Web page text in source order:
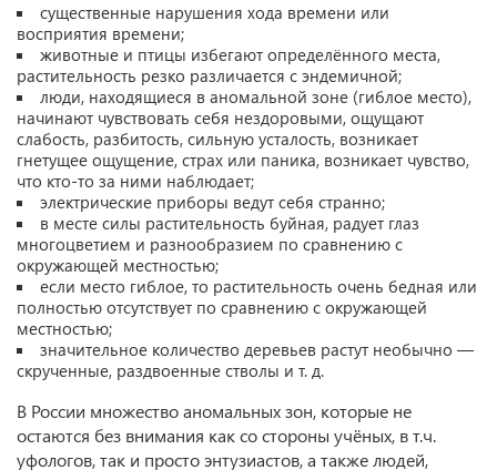
существенные нарушения хода времени или
восприятия времени;
животные и птицы избегают определённого места,
растительность резко различается с эндемичной;
люди, находящиеся в аномальной зоне (гиблое место),
начинают чувствовать себя нездоровыми, ощущают
слабость, разбитость, сильную усталость, возникает
гнетущее ощущение, страх или паника, возникает чувство,
что кто-то за ними наблюдает;
электрические приборы ведут себя странно;
в месте силы растительность буйная, радует глаз
многоцветием и разнообразием по сравнению с
окружающей местностью;
если место гиблое, то растительность очень бедная или
полностью отсутствует по сравнению с окружающей
местностью;
значительное количество деревьев растут необычно —
скрученные, раздвоенные стволы и т. д.
В России множество аномальных зон, которые не
остаются без внимания как со стороны учёных, в т.ч.
уфологов, так и просто энтузиастов, а также людей,